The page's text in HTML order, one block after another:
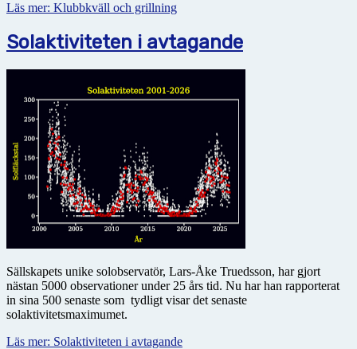
Läs mer: Klubbkväll och grillning
Solaktiviteten i avtagande
Sällskapets unike solobservatör, Lars-Åke Truedsson, har gjort
nästan 5000 observationer under 25 års tid. Nu har han rapporterat
in sina 500 senaste som tydligt visar det senaste
solaktivitetsmaximumet.
Läs mer: Solaktiviteten i avtagande